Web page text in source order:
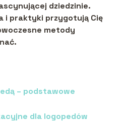
dziedzinie.
i praktyki przygotują Cię
metody
– podstawowe
dla logopedów